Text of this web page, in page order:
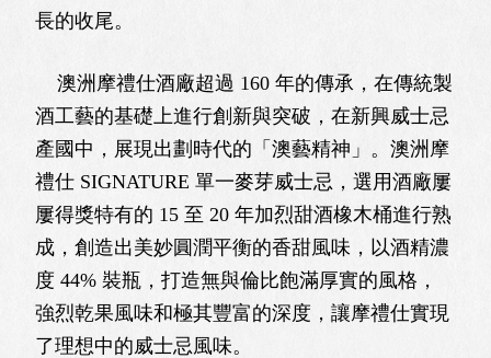
長的收尾。
澳洲摩禮仕酒廠超過 160 年的傳承，在傳統製
酒⼯藝的基礎上進⾏創新與突破，在新興威⼠忌
產國中，展現出劃時代的「澳藝精神」。澳洲摩
禮仕 SIGNATURE 單⼀麥芽威⼠忌，選⽤酒廠屢
屢得獎特有的 15 ⾄ 20 年加烈甜酒橡⽊桶進⾏熟
成，創造出美妙圓潤平衡的香甜風味，以酒精濃
度 44% 裝瓶，打造無與倫比飽滿厚實的風格，
強烈乾果風味和極其豐富的深度，讓摩禮仕實現
了理想中的威⼠忌風味。